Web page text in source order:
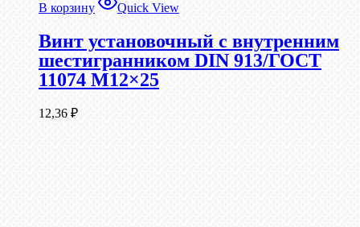
В корзину Quick View
Винт установочный с внутренним
шестигранником DIN 913/ГОСТ
11074 М12×25
12,36 ₽